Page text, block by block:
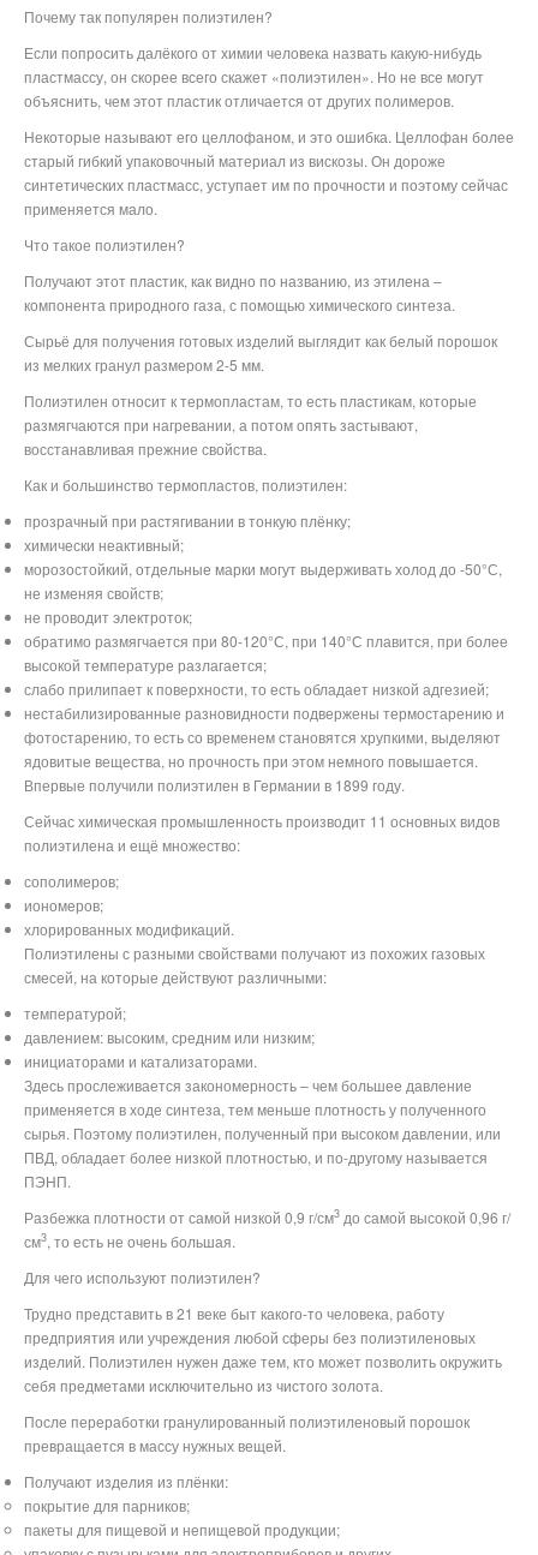
Почему так популярен полиэтилен?
Если попросить далёкого от химии человека назвать какую-нибудь
пластмассу, он скорее всего скажет «полиэтилен». Но не все могут
объяснить, чем этот пластик отличается от других полимеров.
Некоторые называют его целлофаном, и это ошибка. Целлофан более
старый гибкий упаковочный материал из вискозы. Он дороже
синтетических пластмасс, уступает им по прочности и поэтому сейчас
применяется мало.
Что такое полиэтилен?
Получают этот пластик, как видно по названию, из этилена –
компонента природного газа, с помощью химического синтеза.
Сырьё для получения готовых изделий выглядит как белый порошок
из мелких гранул размером 2-5 мм.
Полиэтилен относит к термопластам, то есть пластикам, которые
размягчаются при нагревании, а потом опять застывают,
восстанавливая прежние свойства.
Как и большинство термопластов, полиэтилен:
прозрачный при растягивании в тонкую плёнку;
химически неактивный;
морозостойкий, отдельные марки могут выдерживать холод до -50°С,
не изменяя свойств;
не проводит электроток;
обратимо размягчается при 80-120°С, при 140°С плавится, при более
высокой температуре разлагается;
слабо прилипает к поверхности, то есть обладает низкой адгезией;
нестабилизированные разновидности подвержены термостарению и
фотостарению, то есть со временем становятся хрупкими, выделяют
ядовитые вещества, но прочность при этом немного повышается.
Впервые получили полиэтилен в Германии в 1899 году.
Сейчас химическая промышленность производит 11 основных видов
полиэтилена и ещё множество:
сополимеров;
иономеров;
хлорированных модификаций.
Полиэтилены с разными свойствами получают из похожих газовых
смесей, на которые действуют различными:
температурой;
давлением: высоким, средним или низким;
инициаторами и катализаторами.
Здесь прослеживается закономерность – чем большее давление
применяется в ходе синтеза, тем меньше плотность у полученного
сырья. Поэтому полиэтилен, полученный при высоком давлении, или
ПВД, обладает более низкой плотностью, и по-другому называется
ПЭНП.
Разбежка плотности от самой низкой 0,9 г/см3 до самой высокой 0,96 г/
см3, то есть не очень большая.
Для чего используют полиэтилен?
Трудно представить в 21 веке быт какого-то человека, работу
предприятия или учреждения любой сферы без полиэтиленовых
изделий. Полиэтилен нужен даже тем, кто может позволить окружить
себя предметами исключительно из чистого золота.
После переработки гранулированный полиэтиленовый порошок
превращается в массу нужных вещей.
Получают изделия из плёнки:
покрытие для парников;
пакеты для пищевой и непищевой продукции;